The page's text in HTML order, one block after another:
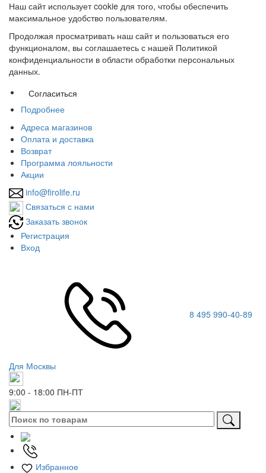
Наш сайт использует cookie для того, чтобы обеспечить
максимальное удобство пользователям.
Продолжая просматривать наш сайт и пользоваться его
функционалом, вы соглашаетесь с нашей Политикой
конфиденциальности в области обработки персональных
данных.
Согласиться
Подробнее
Адреса магазинов
Оплата и доставка
Возврат
Программа лояльности
Акции
info@firolife.ru
Связаться с нами
Заказать звонок
Регистрация
Вход
8 495 990-40-89
Для Москвы
9:00 - 18:00 ПН-ПТ
Избранное